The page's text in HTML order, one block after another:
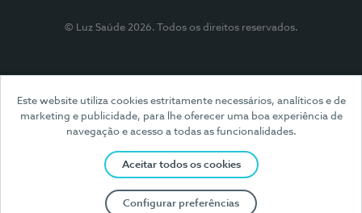
Este website utiliza cookies estritamente necessários, analíticos e de
marketing e publicidade, para lhe oferecer uma boa experiência de
navegação e acesso a todas as funcionalidades.
Aceitar todos os cookies
Configurar preferências
© Luz Saúde 2026. Todos os direitos reservados.